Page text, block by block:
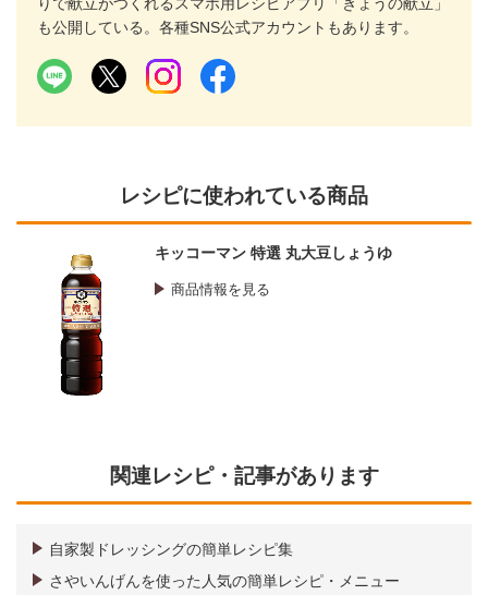
りで献立がつくれるスマホ用レシピアプリ「きょうの献立」
も公開している。各種SNS公式アカウントもあります。
レシピに使われている商品
キッコーマン 特選 丸大豆しょうゆ
商品情報を見る
関連レシピ・記事があります
自家製ドレッシングの簡単レシピ集
さやいんげんを使った人気の簡単レシピ・メニュー